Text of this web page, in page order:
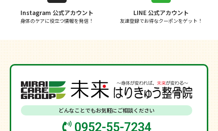
Instagram 公式アカウント
身体のケアに役立つ情報を発信！
LINE 公式アカウント
友達登録でお得なクーポンをゲット！
どんなことでもお気軽にご相談ください
0952-55-7234